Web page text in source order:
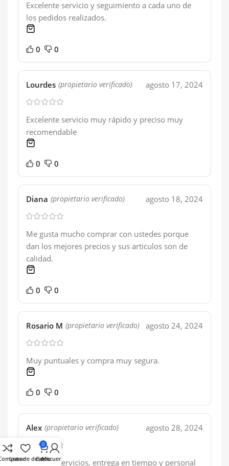
Excelente servicio y seguimiento a cada uno de
los pedidos realizados.
0 0
Lourdes (propietario verificado) agosto 17, 2024
Excelente servicio muy rápido y preciso muy
recomendable
0 0
Diana (propietario verificado) agosto 18, 2024
Me gusta mucho comprar con ustedes porque
dan los mejores precios y sus articulos son de
calidad.
0 0
Rosario M (propietario verificado) agosto 24, 2024
Muy puntuales y compra muy segura.
0 0
Alex (propietario verificado) agosto 28, 2024
Exelente servicios, entrega en tiempo y personal
Lista de deseos
0
Carro
Mi cuenta